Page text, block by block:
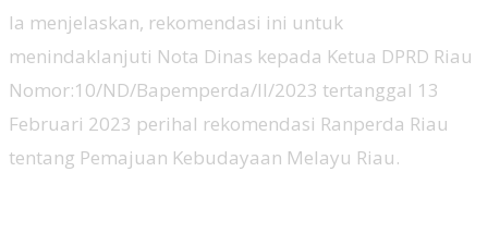
Ia menjelaskan, rekomendasi ini untuk
menindaklanjuti Nota Dinas kepada Ketua DPRD Riau
Nomor:10/ND/Bapemperda/II/2023 tertanggal 13
Februari 2023 perihal rekomendasi Ranperda Riau
tentang Pemajuan Kebudayaan Melayu Riau.